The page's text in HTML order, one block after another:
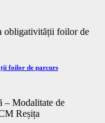
foilor de parcurs